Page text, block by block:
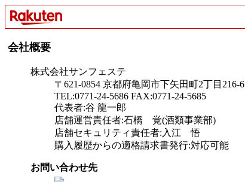
会社概要
株式会社サンフェステ
〒621-0854 京都府亀岡市下矢田町2丁目216-6
TEL:0771-24-5686 FAX:0771-24-5685
代表者:谷 龍一郎
店舗運営責任者:石橋 覚(酒類事業部)
店舗セキュリティ責任者:入江 悟
購入履歴からの適格請求書発行:対応可能
お問い合わせ先